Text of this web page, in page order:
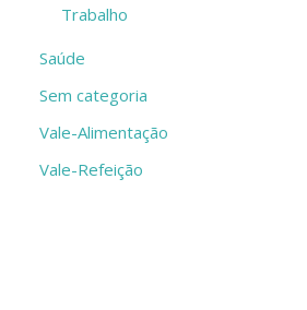
Trabalho
Saúde
Sem categoria
Vale-Alimentação
Vale-Refeição